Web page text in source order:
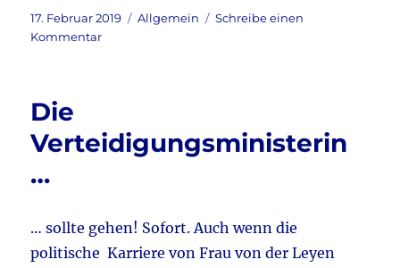
c
e
o
o
it
te
ai le
Veröffentlicht
am
17. Februar 2019 Kategorien
Allgemein
Schreibe einen
Kommentarzu
Die
Verteidigungsministerin
…
… sollte gehen! Sofort. Auch wenn die
politische Karriere von Frau von der Leyen